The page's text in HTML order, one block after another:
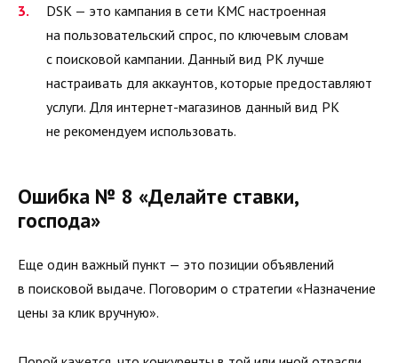
DSK — это кампания в сети КМС настроенная
на пользовательский спрос, по ключевым словам
с поисковой кампании. Данный вид РК лучше
настраивать для аккаунтов, которые предоставляют
услуги. Для интернет-магазинов данный вид РК
не рекомендуем использовать.
Ошибка № 8 «Делайте ставки,
господа»
Еще один важный пункт — это позиции объявлений
в поисковой выдаче. Поговорим о стратегии «Назначение
цены за клик вручную».